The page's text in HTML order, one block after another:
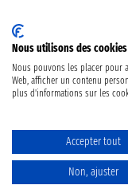
Nous utilisons des cookies
Nous pouvons les placer pour
Web, afficher un contenu
plus d'informations sur les
Accepter tout
Non, ajuster